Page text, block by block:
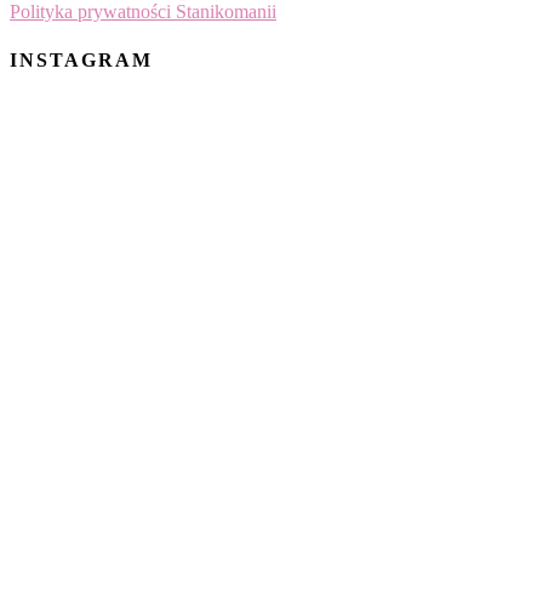
Polityka prywatności Stanikomanii
INSTAGRAM